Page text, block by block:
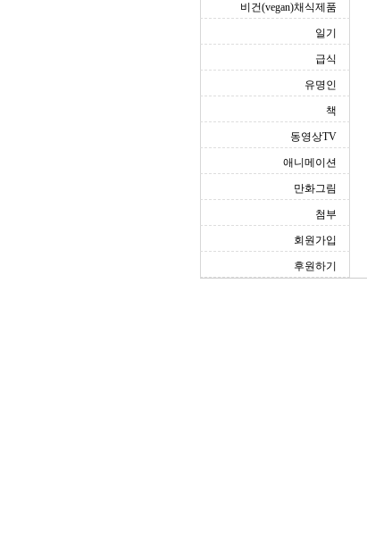
비건(vegan)채식제품
일기
급식
유명인
책
동영상TV
애니메이션
만화그림
첨부
회원가입
후원하기